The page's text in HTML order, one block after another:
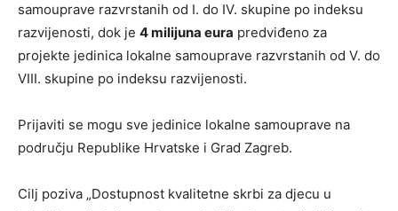
samouprave razvrstanih od I. do IV. skupine po indeksu
razvijenosti, dok je 4 milijuna eura predviđeno za
projekte jedinica lokalne samouprave razvrstanih od V. do
VIII. skupine po indeksu razvijenosti.
Prijaviti se mogu sve jedinice lokalne samouprave na
području Republike Hrvatske i Grad Zagreb.
Cilj poziva „Dostupnost kvalitetne skrbi za djecu u